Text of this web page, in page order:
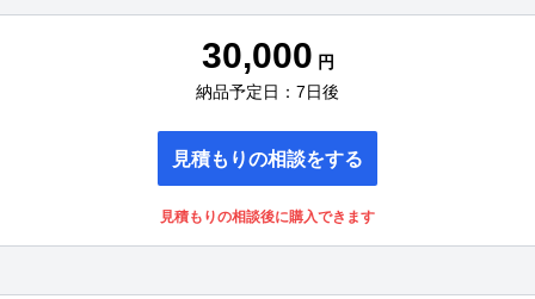
30,000 円
納品予定日：7日後
見積もりの相談をする
見積もりの相談後に購入できます